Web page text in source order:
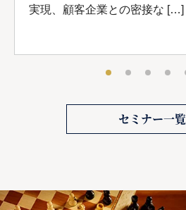
実現、顧客企業との密接な […]
セミナー一